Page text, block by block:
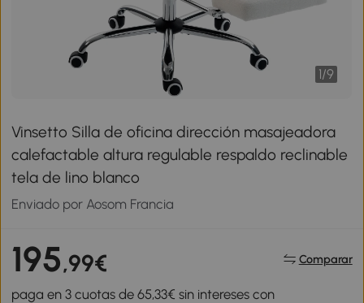
1/9
Vinsetto Silla de oficina dirección masajeadora
calefactable altura regulable respaldo reclinable
tela de lino blanco
Enviado por Aosom Francia
195,99€ Comparar
paga en 3 cuotas de 65,33€ sin intereses con